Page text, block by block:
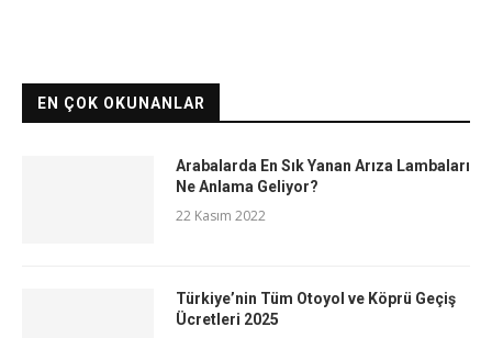
EN ÇOK OKUNANLAR
Arabalarda En Sık Yanan Arıza Lambaları
Ne Anlama Geliyor?
22 Kasım 2022
Türkiye’nin Tüm Otoyol ve Köprü Geçiş
Ücretleri 2025